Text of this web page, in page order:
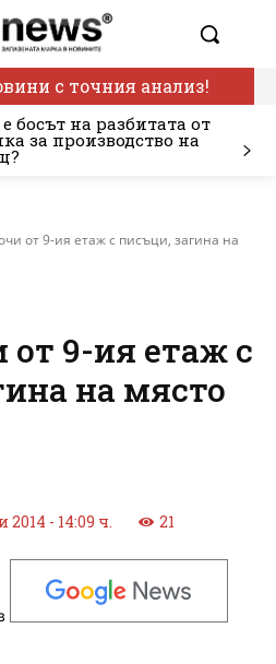
с точния анализ!
босът на разбитата от
за производство на
от 9-ия етаж с писъци, загина на
9-ия етаж с
на място
- 14:09 ч. 21